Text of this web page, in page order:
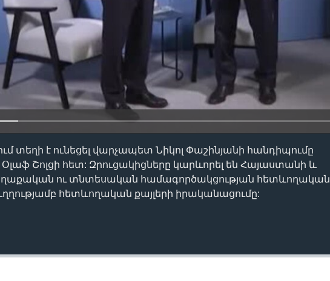
տեղի է ունեցել վարչապետ Նիկոլ Փաշինյանի հանդիպումը
Շոլցի հետ: Զրուցակիցները կարևորել են Հայաստանի և
ու տնտեսական համագործակցության հետևողական
հետևողական քայլերի իրականացումը: